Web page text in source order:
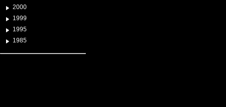
2000
1999
1995
1985